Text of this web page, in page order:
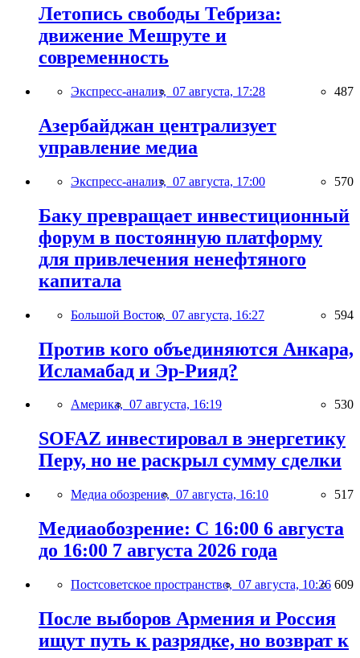
Летопись свободы Тебриза:
движение Мешруте и
современность
Экспресс-анализ, 07 августа, 17:28 487
Азербайджан централизует
управление медиа
Экспресс-анализ, 07 августа, 17:00 570
Баку превращает инвестиционный
форум в постоянную платформу
для привлечения ненефтяного
капитала
Большой Восток, 07 августа, 16:27 594
Против кого объединяются Анкара,
Исламабад и Эр-Рияд?
Америка, 07 августа, 16:19 530
SOFAZ инвестировал в энергетику
Перу, но не раскрыл сумму сделки
Медиа обозрение, 07 августа, 16:10 517
Медиаобозрение: С 16:00 6 августа
до 16:00 7 августа 2026 года
Постсоветское пространство, 07 августа, 10:26 609
После выборов Армения и Россия
ищут путь к разрядке, но возврат к